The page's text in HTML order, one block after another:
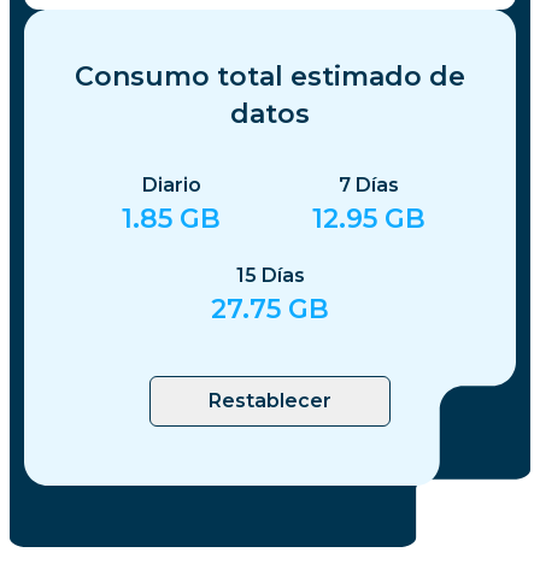
Consumo total estimado de
datos
Diario
1.85 GB
7 Días
12.95 GB
15 Días
27.75 GB
Restablecer